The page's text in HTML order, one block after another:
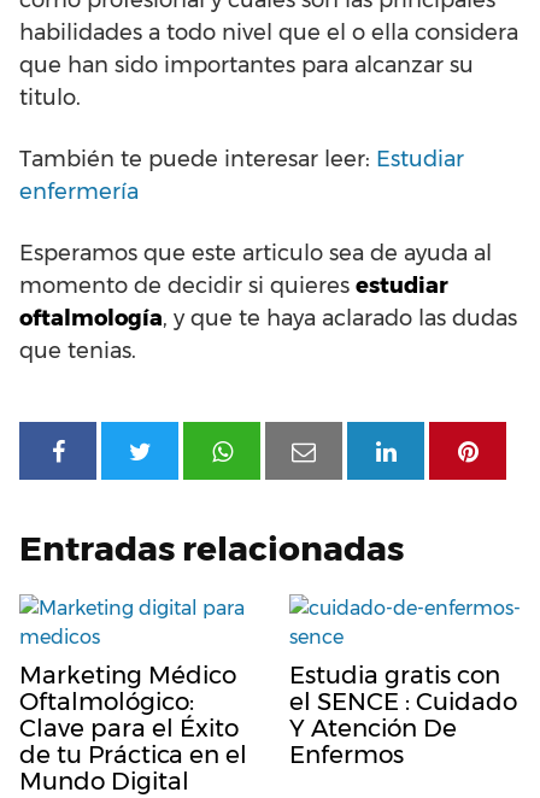
habilidades a todo nivel que el o ella considera
que han sido importantes para alcanzar su
titulo.
También te puede interesar leer: Estudiar
enfermería
Esperamos que este articulo sea de ayuda al
momento de decidir si quieres estudiar
oftalmología, y que te haya aclarado las dudas
que tenias.
Entradas relacionadas
Marketing Médico
Oftalmológico:
Clave para el Éxito
de tu Práctica en el
Mundo Digital
Estudia gratis con
el SENCE : Cuidado
Y Atención De
Enfermos